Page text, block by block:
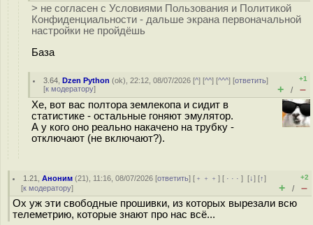
> не согласен с Условиями Пользования и Политикой
Конфиденциальности - дальше экрана первоначальной
настройки не пройдёшь
База
3.64 ,Dzen Python (ok), 22:12, 08/07/2026 [^] [^^] [^^^] [ответить]
[к модератору]
+1
+ / –
Хе, вот вас полтора землекопа и сидит в
статистике - остальные гоняют эмулятор.
А у кого оно реально накачено на трубку -
отключают (не включают?).
1.21 ,Аноним (21), 11:16, 08/07/2026 [ответить] [ ﹢﹢﹢] [ · · ·][↓] [↑]
[к модератору]
+2
+ / –
Ох уж эти свободные прошивки, из которых вырезали всю
телеметрию, которые знают про нас всё...